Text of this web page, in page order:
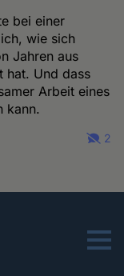
bei einer
wie sich
Jahren aus
hat. Und dass
Arbeit eines
kann.
2
Menu